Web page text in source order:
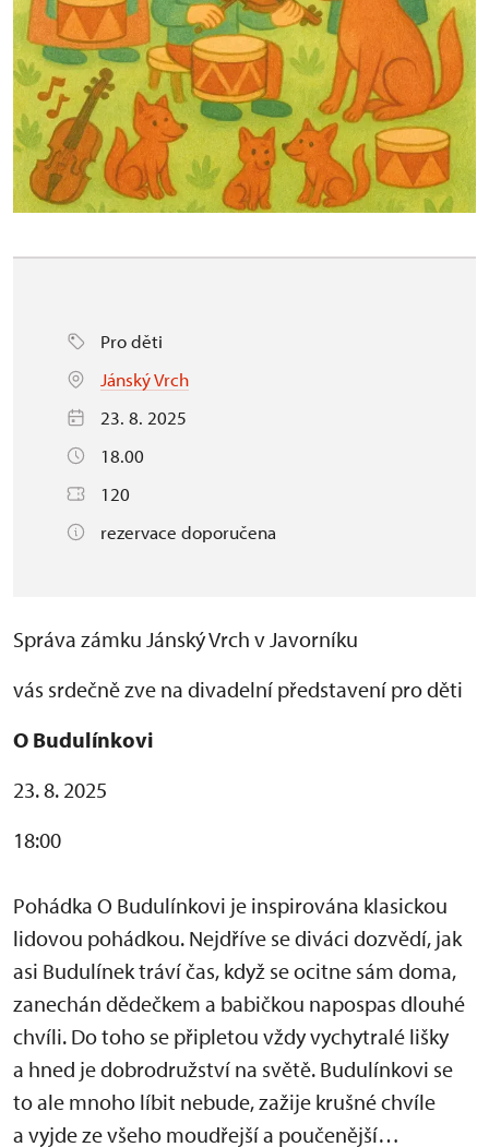
Pro děti
Jánský Vrch
23. 8. 2025
18.00
120
rezervace doporučena
Správa zámku Jánský Vrch v Javorníku
vás srdečně zve na divadelní představení pro děti
O Budulínkovi
23. 8. 2025
18:00
Pohádka O Budulínkovi je inspirována klasickou
lidovou pohádkou. Nejdříve se diváci dozvědí, jak
asi Budulínek tráví čas, když se ocitne sám doma,
zanechán dědečkem a babičkou napospas dlouhé
chvíli. Do toho se připletou vždy vychytralé lišky
a hned je dobrodružství na světě. Budulínkovi se
to ale mnoho líbit nebude, zažije krušné chvíle
a vyjde ze všeho moudřejší a poučenější…